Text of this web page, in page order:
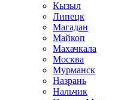
Кызыл
Липецк
Магадан
Майкоп
Махачкала
Москва
Мурманск
Назрань
Нальчик